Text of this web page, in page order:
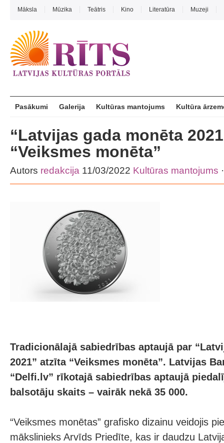
Māksla Mūzika Teātris Kino Literatūra Muzeji
Pasākumi Galerija Kultūras mantojums Kultūra
“Latvijas gada monēta
“Veiksmes monēta”
Autors redakcija 11/03/2022 Kultūras mantojums ·
Tradicionālajā sabiedrības aptaujā par
2021” atzīta “Veiksmes monēta”. Latvijas
“Delfi.lv” rīkotajā sabiedrības aptaujā
balsotāju skaits – vairāk nekā 35 000.
“Veiksmes monētas” grafisko dizainu veidojis
mākslinieks Arvīds Priedīte, kas ir daudzu